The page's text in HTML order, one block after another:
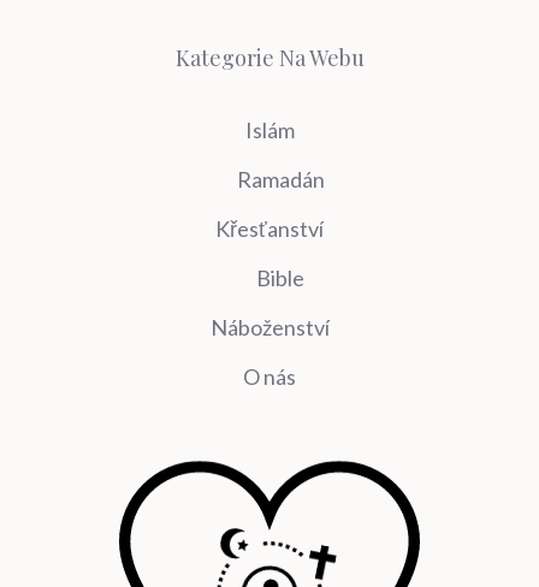
Kategorie Na Webu
Islám
Ramadán
Křesťanství
Bible
Náboženství
O nás